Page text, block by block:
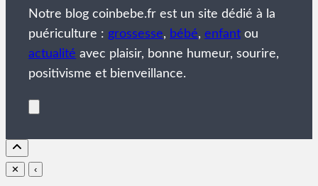
Notre blog coinbebe.fr est un site dédié à la
puériculture : grossesse, bébé, enfant ou
actualité avec plaisir, bonne humeur, sourire,
positivisme et bienveillance.
✕ ‹